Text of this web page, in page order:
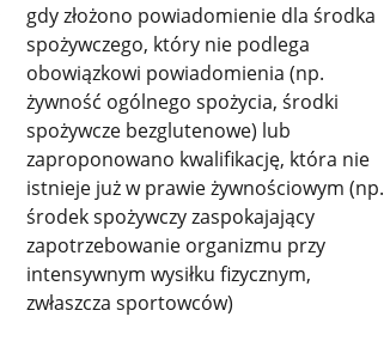
gdy złożono powiadomienie dla środka
spożywczego, który nie podlega
obowiązkowi powiadomienia (np.
żywność ogólnego spożycia, środki
spożywcze bezglutenowe) lub
zaproponowano kwalifikację, która nie
istnieje już w prawie żywnościowym (np.
środek spożywczy zaspokajający
zapotrzebowanie organizmu przy
intensywnym wysiłku fizycznym,
zwłaszcza sportowców)